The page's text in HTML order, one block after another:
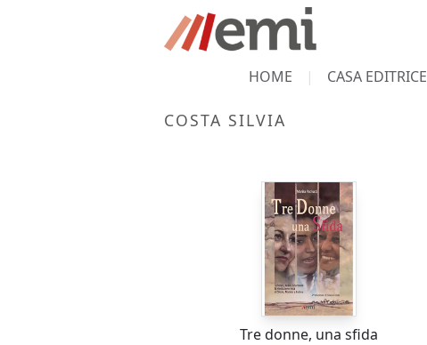
HOME CASA EDITRICE
COSTA SILVIA
Tre donne, una sfida